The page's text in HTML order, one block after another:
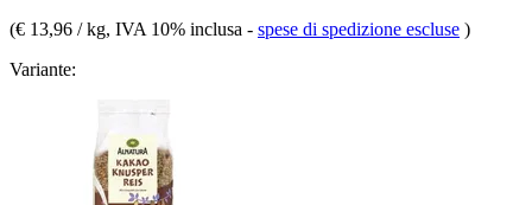
(€ 13,96 / kg, IVA 10% inclusa - spese di spedizione escluse )
Variante: